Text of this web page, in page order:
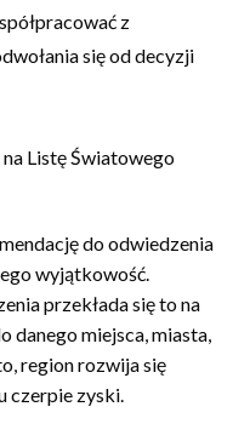
z
się od decyzji
Listę Światowego
do odwiedzenia
wyjątkowość.
przekłada się to na
danego miejsca, miasta,
region rozwija się
czerpie zyski.